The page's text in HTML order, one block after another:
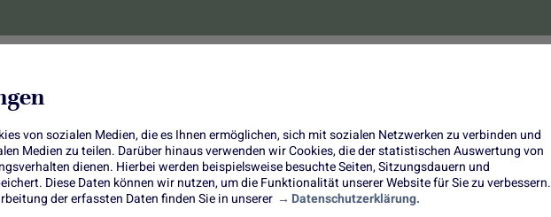
von sozialen Medien, die es Ihnen ermöglichen, sich mit sozialen Netzwerken zu verbinden und
Medien zu teilen. Darüber hinaus verwenden wir Cookies, die der statistischen Auswertung von
dienen. Hierbei werden beispielsweise besuchte Seiten, Sitzungsdauern und
Diese Daten können wir nutzen, um die Funktionalität unserer Website für Sie zu verbessern.
der erfassten Daten finden Sie in unserer
Datenschutzerklärung.
Brombeer-Meringue-Rolle